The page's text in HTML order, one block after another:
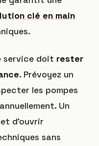
clé en main
service doit rester
. Prévoyez un
les pompes
Un
d’ouvrir
sans